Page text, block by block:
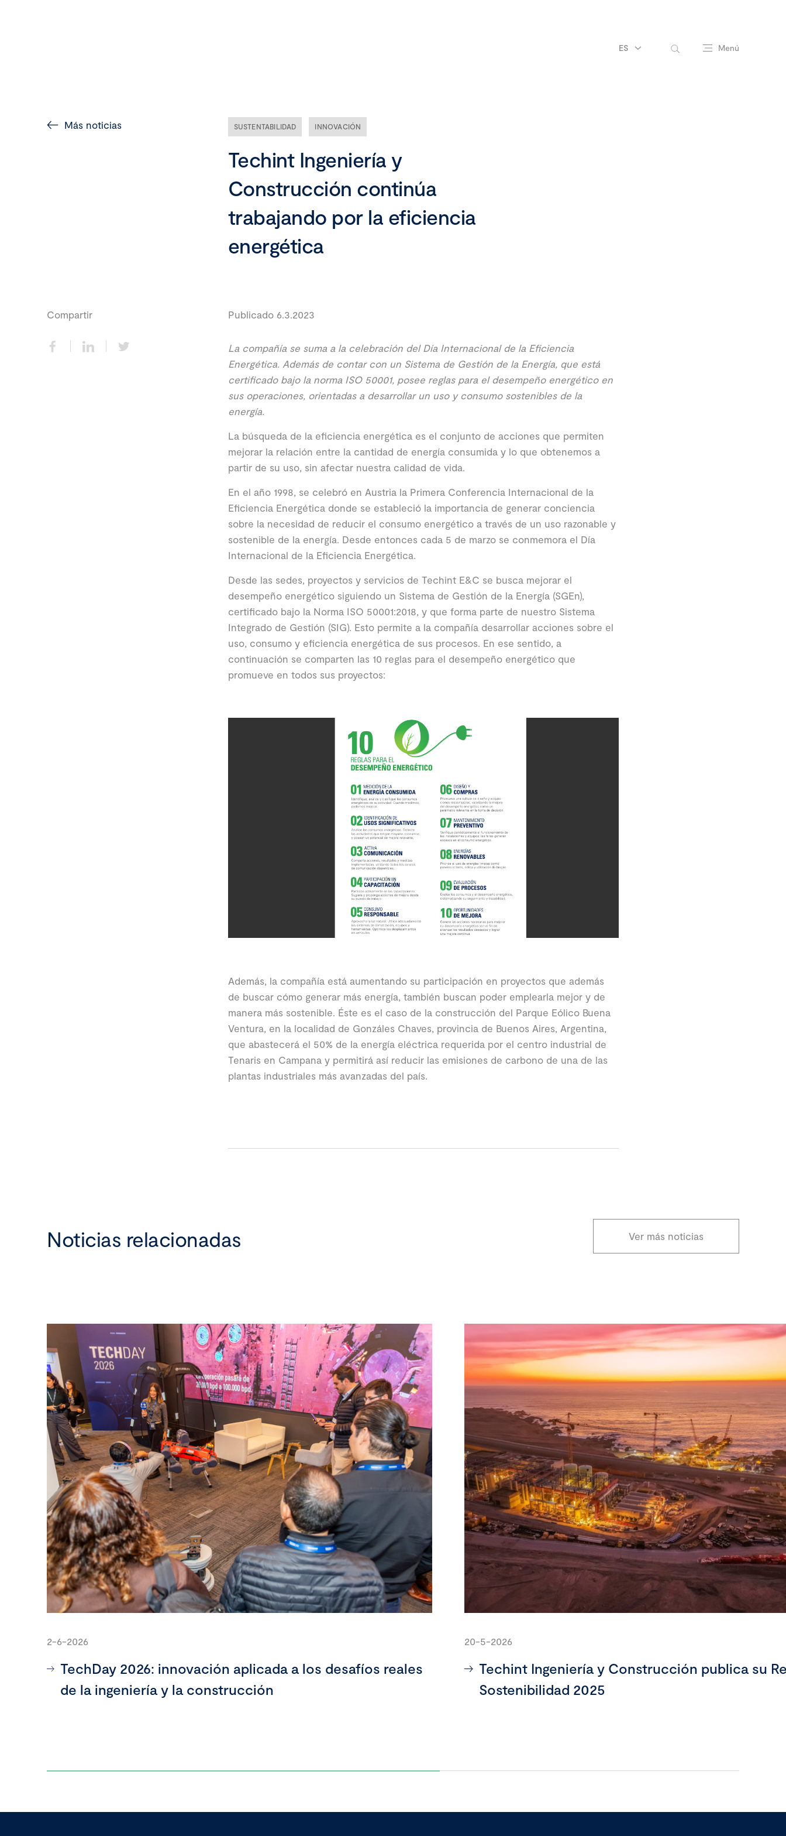
ES Menú
Ética y compliance
Liderazgo
Más noticias SUSTENTABILIDAD INNOVACIÓN
Techint Ingeniería y
Construcción continúa
trabajando por la eficiencia
energética
Compartir Publicado 6.3.2023
La compañía se suma a la celebración del Día Internacional de la Eficiencia
Energética. Además de contar con un Sistema de Gestión de la Energía, que está
certificado bajo la norma ISO 50001, posee reglas para el desempeño energético en
sus operaciones, orientadas a desarrollar un uso y consumo sostenibles de la
energía.
La búsqueda de la eficiencia energética es el conjunto de acciones que permiten
mejorar la relación entre la cantidad de energía consumida y lo que obtenemos a
partir de su uso, sin afectar nuestra calidad de vida.
En el año 1998, se celebró en Austria la Primera Conferencia Internacional de la
Eficiencia Energética donde se estableció la importancia de generar conciencia
sobre la necesidad de reducir el consumo energético a través de un uso razonable y
sostenible de la energía. Desde entonces cada 5 de marzo se conmemora el Día
Internacional de la Eficiencia Energética.
Desde las sedes, proyectos y servicios de Techint E&C se busca mejorar el
desempeño energético siguiendo un Sistema de Gestión de la Energía (SGEn),
certificado bajo la Norma ISO 50001:2018, y que forma parte de nuestro Sistema
Integrado de Gestión (SIG). Esto permite a la compañía desarrollar acciones sobre el
uso, consumo y eficiencia energética de sus procesos. En ese sentido, a
continuación se comparten las 10 reglas para el desempeño energético que
promueve en todos sus proyectos:
Además, la compañía está aumentando su participación en proyectos que además
de buscar cómo generar más energía, también buscan poder emplearla mejor y de
manera más sostenible. Éste es el caso de la construcción del Parque Eólico Buena
Ventura, en la localidad de Gonzáles Chaves, provincia de Buenos Aires, Argentina,
que abastecerá el 50% de la energía eléctrica requerida por el centro industrial de
Tenaris en Campana y permitirá así reducir las emisiones de carbono de una de las
plantas industriales más avanzadas del país.
Noticias relacionadas Ver más noticias
2-6-2026
TechDay 2026: innovación aplicada a los desafíos reales
de la ingeniería y la construcción
20-5-2026
Techint Ingeniería y Construcción publica su
Sostenibilidad 2025